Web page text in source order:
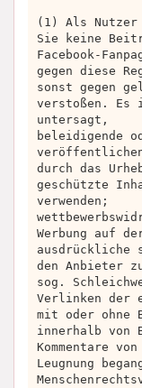
(1) Als
Sie keine
Facebook-
gegen diese
sonst gegen
verstoßen. Es
untersagt,
beleidigende
durch das
geschützte
verwenden;
Werbung auf
ausdrückliche
den Anbieter
sog.
Verlinken der
mit oder ohne
innerhalb von
Kommentare
Leugnung